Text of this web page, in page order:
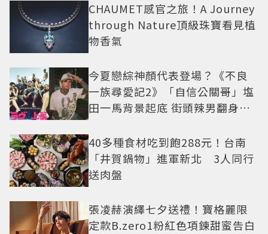
CHAUMET感官之旅！A Journey
through Nature頂級珠寶看見植
物香氣
今夏戀綜神顏代表登場？《不良
一族尋愛記2》「自信公關哥」塩
田一馬背景起底 街頭辣男翻身當
40多種食材吃到飽288元！台南
「井賀鍋物」進軍新北 3人同行
送肉盤
張凌赫演繹七夕送禮！寶格麗限
定款B.zero1粉紅色項鍊甜蜜告白